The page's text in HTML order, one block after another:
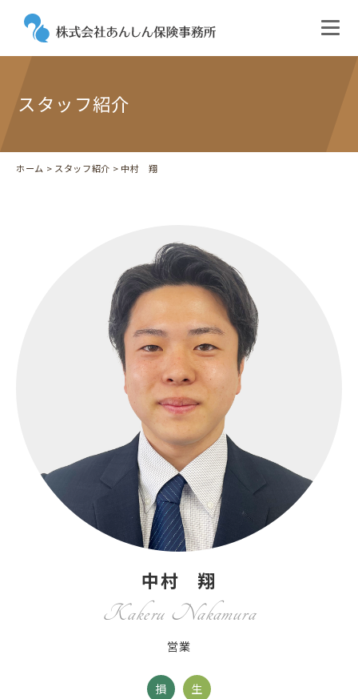
スタッフ紹介
ホーム > スタッフ紹介 > 中村 翔
中村 翔
Kakeru Nakamura
営業
損 生